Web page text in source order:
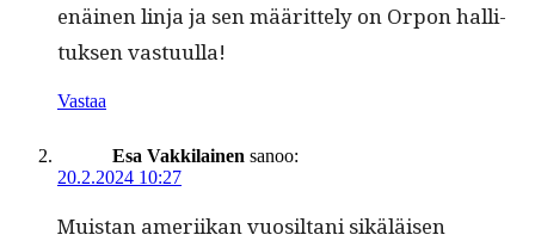
enäi­nen lin­ja ja sen määrit­te­ly on Orpon hal­li­
tuk­sen vastuulla!
Vastaa
Esa Vakkilainen sanoo:
20.2.2024 10:27
Muis­tan ameri­ikan vuosil­tani sikäläisen